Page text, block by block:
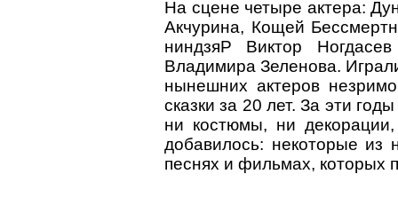
На сцене четыре актера:
Акчурина, Кощей
ниндзяP Виктор
Владимира Зеленова.
нынешних актеров
сказки за 20 лет. За эти
ни костюмы, ни
добавилось: некоторые
песнях и фильмах, которых